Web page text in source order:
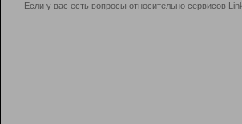
Если у вас есть вопросы относительно сервисов